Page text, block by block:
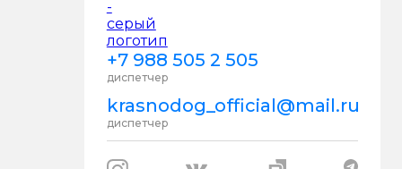
+7 988 505 2 505
диспетчер
krasnodog_official@mail.ru
диспетчер